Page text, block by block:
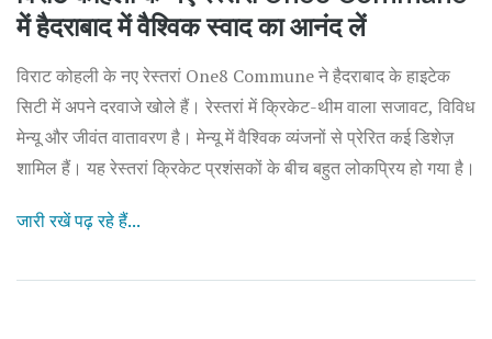
में हैदराबाद में वैश्विक स्वाद का आनंद लें
विराट कोहली के नए रेस्तरां One8 Commune ने हैदराबाद के हाइटेक
सिटी में अपने दरवाजे खोले हैं। रेस्तरां में क्रिकेट-थीम वाला सजावट, विविध
मेन्यू और जीवंत वातावरण है। मेन्यू में वैश्विक व्यंजनों से प्रेरित कई डिशेज़
शामिल हैं। यह रेस्तरां क्रिकेट प्रशंसकों के बीच बहुत लोकप्रिय हो गया है।
जारी रखें पढ़ रहे हैं...